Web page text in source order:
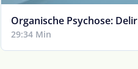
Organische Psychose: Delir
29:34 Min